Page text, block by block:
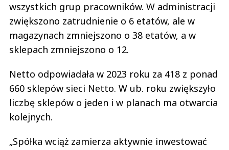
wszystkich grup pracowników. W administracji
zwiększono zatrudnienie o 6 etatów, ale w
magazynach zmniejszono o 38 etatów, a w
sklepach zmniejszono o 12.
Netto odpowiadała w 2023 roku za 418 z ponad
660 sklepów sieci Netto. W ub. roku zwiększyło
liczbę sklepów o jeden i w planach ma otwarcia
kolejnych.
„Spółka wciąż zamierza aktywnie inwestować